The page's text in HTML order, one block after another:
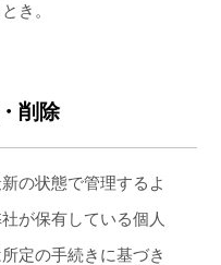
き。
削除
の状態で管理するよ
が保有している個人
定の手続きに基づき